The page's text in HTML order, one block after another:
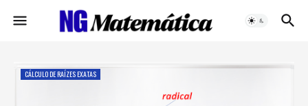
CÁLCULO DE RAÍZES EXATAS